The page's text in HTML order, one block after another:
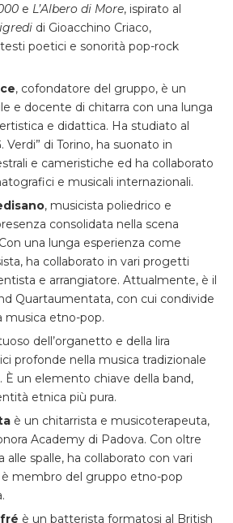
e L’Albero di More, ispirato al
di Gioacchino Criaco,
poetici e sonorità pop-rock
, cofondatore del gruppo, è un
e docente di chitarra con una lunga
e didattica. Ha studiato al
Verdi” di Torino, ha suonato in
e cameristiche ed ha collaborato
e musicali internazionali.
, musicista poliedrico e
consolidata nella scena
una lunga esperienza come
ha collaborato in vari progetti
e arrangiatore. Attualmente, è il
Quartaumentata, con cui condivide
musica etno-pop.
dell’organetto e della lira
profonde nella musica tradizionale
È un elemento chiave della band,
etnica più pura.
è un chitarrista e musicoterapeuta,
Academy di Padova. Con oltre
alle spalle, ha collaborato con vari
è membro del gruppo etno-pop
è un batterista formatosi al British